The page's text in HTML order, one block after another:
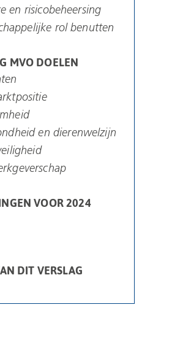
en risicobeheersing
rol benutten
MVO DOELEN
en dierenwelzijn
VOOR 2024
DIT VERSLAG